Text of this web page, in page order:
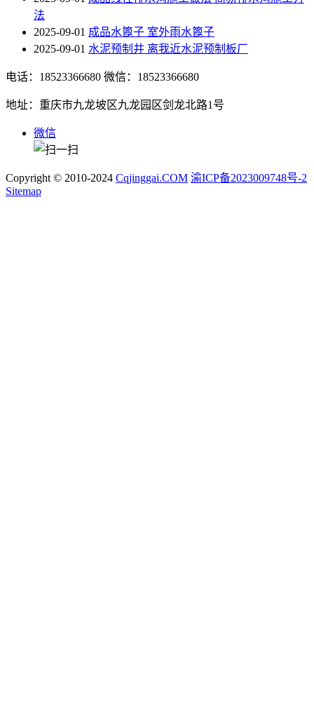
法
2025-09-01 成品水篦子 室外雨水篦子
2025-09-01 水泥预制井 离我近水泥预制板厂
电话：18523366680 微信：18523366680
地址：重庆市九龙坡区九龙园区剑龙北路1号
微信
Copyright © 2010-2024 Cqjinggai.COM 渝ICP备2023009748号-2
Sitemap